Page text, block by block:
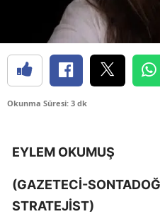
Okunma Süresi: 3 dk
EYLEM OKUMUŞ
(GAZETECİ-
STRATEJİST)